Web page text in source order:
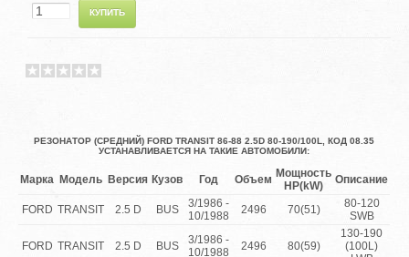
РЕЗОНАТОР (СРЕДНИЙ) FORD TRANSIT 86-88 2.5D 80-190/100L, КОД 08.35
УСТАНАВЛИВАЕТСЯ НА ТАКИЕ АВТОМОБИЛИ:
Марка Модель Версия Кузов Год Объем Мощность
HP(kW)
Описание
FORD TRANSIT 2.5 D BUS
3/1986 -
10/1988
2496 70(51)
80-120
SWB
FORD TRANSIT 2.5 D BUS
3/1986 -
10/1988
2496 80(59)
130-190
(100L)